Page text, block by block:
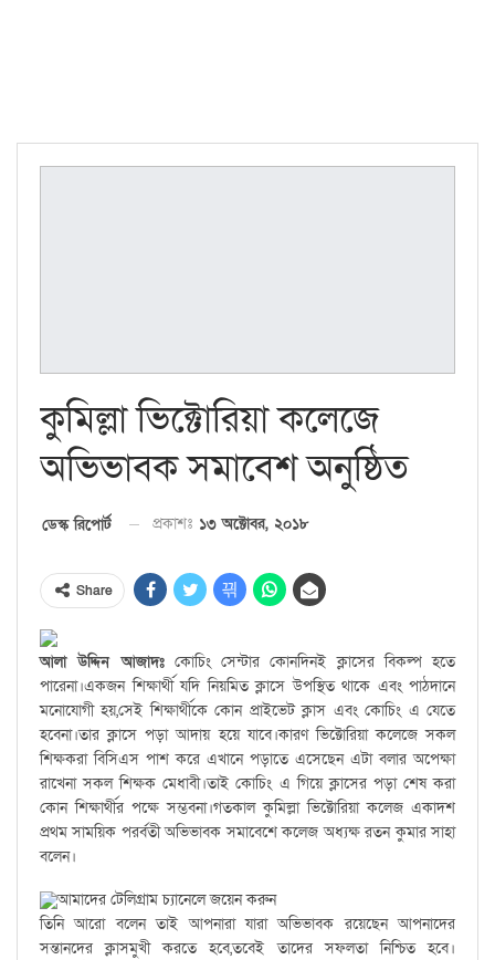
কুমিল্লা ভিক্টোরিয়া কলেজে
অভিভাবক সমাবেশ অনুষ্ঠিত
ডেস্ক রিপোর্ট প্রকাশঃ ১৩ অক্টোবর, ২০১৮
Share
আলা উদ্দিন আজাদঃকোচিং সেন্টার কোনদিনই ক্লাসের বিকল্প হতে
পারেনা।একজন শিক্ষার্থী যদি নিয়মিত ক্লাসে উপস্থিত থাকে এবং পাঠদানে
মনোযোগী হয়,সেই শিক্ষার্থীকে কোন প্রাইভেট ক্লাস এবং কোচিং এ যেতে
হবেনা।তার ক্লাসে পড়া আদায় হয়ে যাবে।কারণ ভিক্টোরিয়া কলেজে সকল
শিক্ষকরা বিসিএস পাশ করে এখানে পড়াতে এসেছেন এটা বলার অপেক্ষা
রাখেনা সকল শিক্ষক মেধাবী।তাই কোচিং এ গিয়ে ক্লাসের পড়া শেষ করা
কোন শিক্ষার্থীর পক্ষে সম্ভবনা।গতকাল কুমিল্লা ভিক্টোরিয়া কলেজ একাদশ
প্রথম সাময়িক পরর্বতী অভিভাবক সমাবেশে কলেজ অধ্যক্ষ রতন কুমার সাহা
বলেন।
আমাদের টেলিগ্রাম চ্যানেলে জয়েন করুন
তিনি আরো বলেন তাই আপনারা যারা অভিভাবক রয়েছেন আপনাদের
সন্তানদের ক্লাসমুখী করতে হবে,তবেই তাদের সফলতা নিশ্চিত হবে।